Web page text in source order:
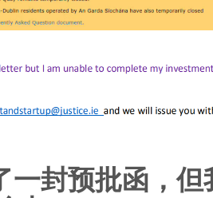
一封预批函，